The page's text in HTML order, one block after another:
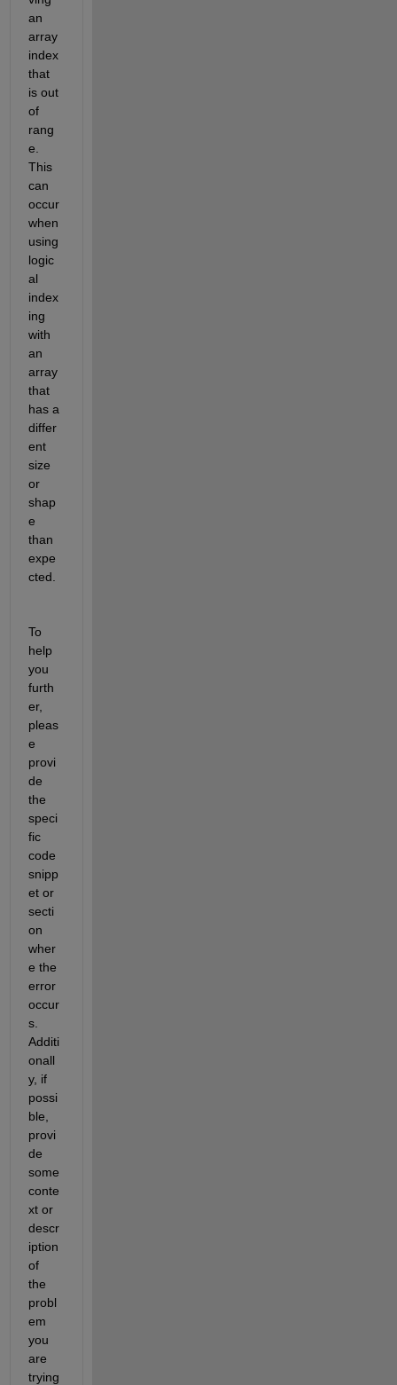
an
array
index
that
is out
of
rang
e.
This
can
occur
when
using
logic
al
index
ing
with
an
array
that
has a
differ
ent
size
or
shap
e
than
expe
cted.
To
help
you
furth
er,
pleas
provi
de
the
speci
fic
code
snipp
et or
secti
on
wher
e the
error
occur
s.
Additi
onall
y, if
possi
ble,
provi
de
some
conte
xt or
descr
iption
of
the
probl
em
you
are
trying